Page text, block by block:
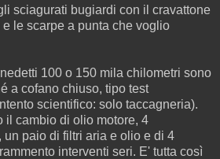
sciagurati bugiardi con il cravattone
le scarpe a punta che voglio
100 o 150 mila chilometri sono
a cofano chiuso, tipo test
scientifico: solo taccagneria).
il cambio di olio motore, 4
un paio di filtri aria e olio e di 4
interventi seri. E' tutta così